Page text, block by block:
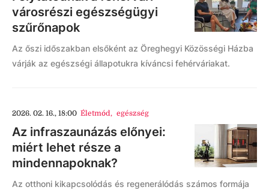
városrészi egészségügyi
szűrőnapok
Az őszi időszakban elsőként az Öreghegyi Közösségi Házba
várják az egészségi állapotukra kíváncsi fehérváriakat.
2026. 02. 16., 18:00 Életmód, egészség
Az infraszaunázás előnyei:
miért lehet része a
mindennapoknak?
Az otthoni kikapcsolódás és regenerálódás számos formája